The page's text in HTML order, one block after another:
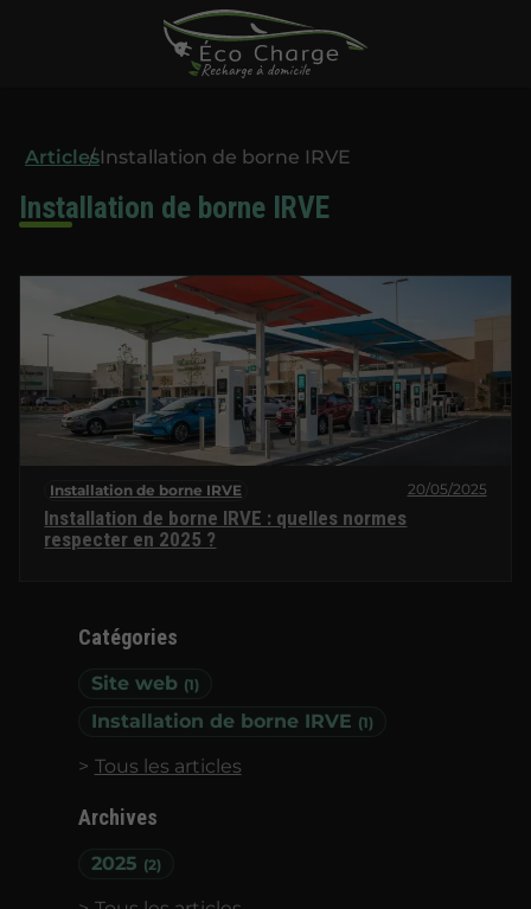
Catégories
Site web (1)
Installation de borne IRVE (1)
Tous les articles
Archives
2025 (2)
ArticlesInstallation de borne IRVE
Installation de borne IRVE
Installation de borne IRVE 20/05/2025
Installation de borne IRVE : quelles normes
respecter en 2025 ?